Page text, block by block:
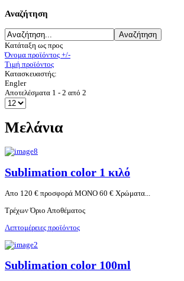
Αναζήτηση
Κατάταξη ως προς
Όνομα προϊόντος +/-
Τιμή προϊόντος
Κατασκευαστής:
Engler
Αποτελέσματα 1 - 2 από 2
Μελάνια
Sublimation color 1 κιλό
Απο 120 € προσφορά ΜΟΝΟ 60 € Χρώματα...
Τρέχων Όριο Αποθέματος
Λεπτομέρειες προϊόντος
Sublimation color 100ml